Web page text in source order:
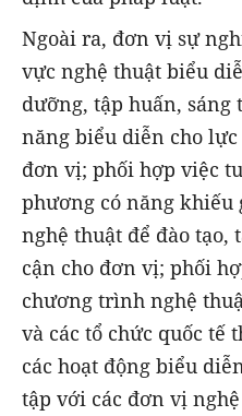
Ngoài ra, đơn vị sự
vực nghệ thuật biểu
dưỡng, tập huấn,
năng biểu diễn cho
đơn vị; phối hợp việc
phương có năng
nghệ thuật để đào
cận cho đơn vị; phối
chương trình nghệ
và các tổ chức quốc tế
các hoạt động biểu
tập với các đơn vị